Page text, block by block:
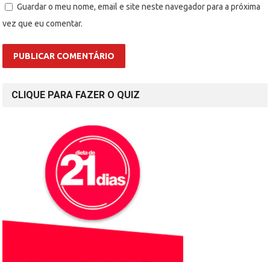
Guardar o meu nome, email e site neste navegador para a próxima
vez que eu comentar.
CLIQUE PARA FAZER O QUIZ